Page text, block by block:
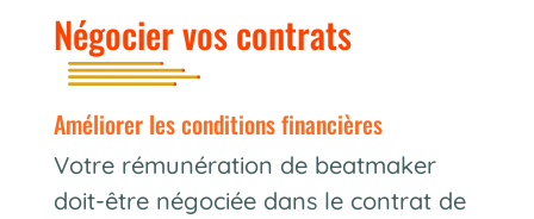
Négocier vos contrats
améliorer les conditions financières
Votre rémunération de beatmaker
doit-être négociée dans le contrat de